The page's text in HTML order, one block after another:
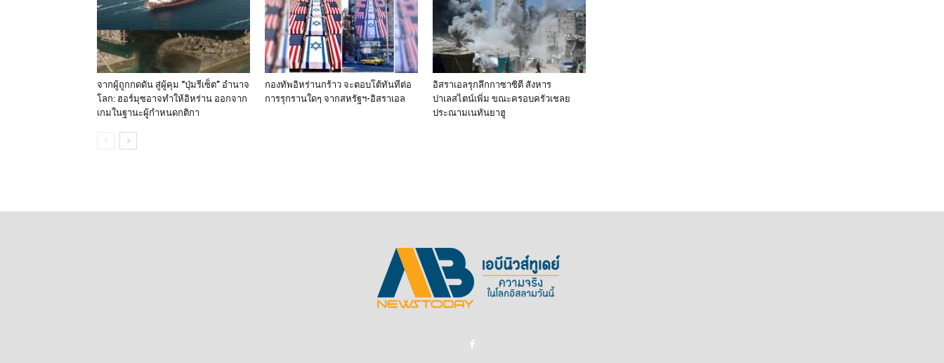
จากผู้ถูกกดดัน สู่ผู้คุม “ปุ่มรีเซ็ต” อำนาจ
โลก: ฮอร์มุซอาจทำให้อิหร่าน ออกจาก
เกมในฐานะผู้กำหนดกติกา
กองทัพอิหร่านกร้าว จะตอบโต้ทันทีต่อ
การรุกรานใดๆ จากสหรัฐฯ-อิสราเอล
อิสราเอลรุกลึกกาซาซิตี สังหาร
ปาเลสไตน์เพิ่ม ขณะครอบครัวเชลย
ประณามเนทันยาฮู